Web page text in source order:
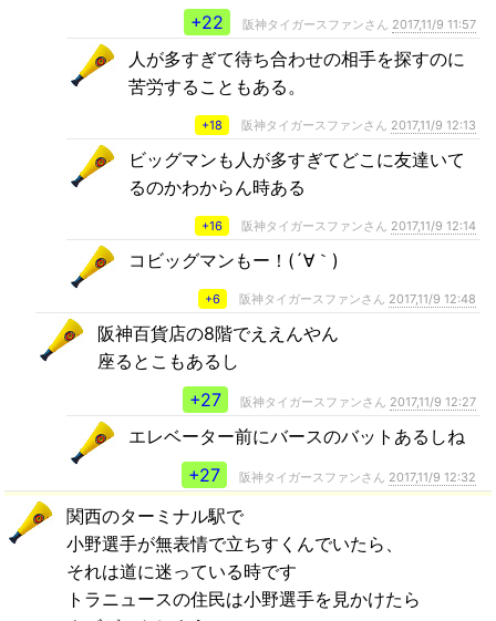
+22
阪神タイガースファンさん 2017,11/9 11:57
人が多すぎて待ち合わせの相手を探すのに
苦労することもある。
+18 阪神タイガースファンさん 2017,11/9 12:13
ビッグマンも人が多すぎてどこに友達いて
るのかわからん時ある
+16 阪神タイガースファンさん 2017,11/9 12:14
コビッグマンもー！(´∀｀)
+6 阪神タイガースファンさん 2017,11/9 12:48
阪神百貨店の8階でええんやん
座るとこもあるし
+27
阪神タイガースファンさん 2017,11/9 12:27
エレベーター前にバースのバットあるしね
+27
阪神タイガースファンさん 2017,11/9 12:32
関西のターミナル駅で
小野選手が無表情で立ちすくんでいたら、
それは道に迷っている時です
トラニュースの住民は小野選手を見かけたら